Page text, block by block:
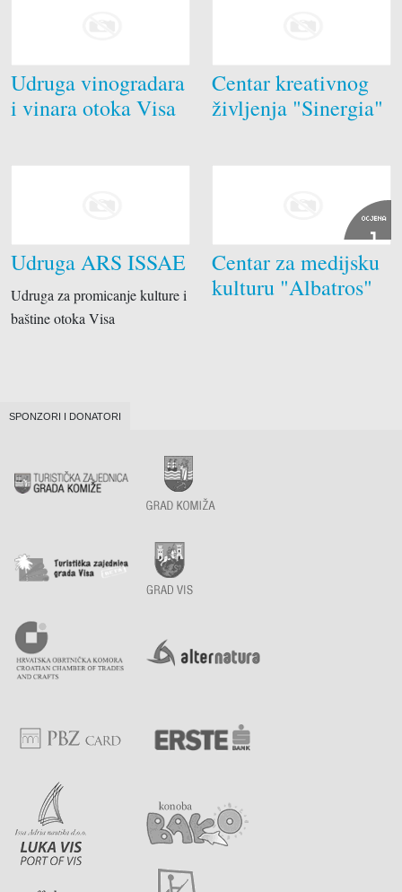
Udruga vinogradara
i vinara otoka Visa
Centar kreativnog
življenja "Sinergia"
Udruga ARS ISSAE
Udruga za promicanje kulture i
baštine otoka Visa
OCJENA
1
Centar za medijsku
kulturu "Albatros"
SPONZORI I DONATORI